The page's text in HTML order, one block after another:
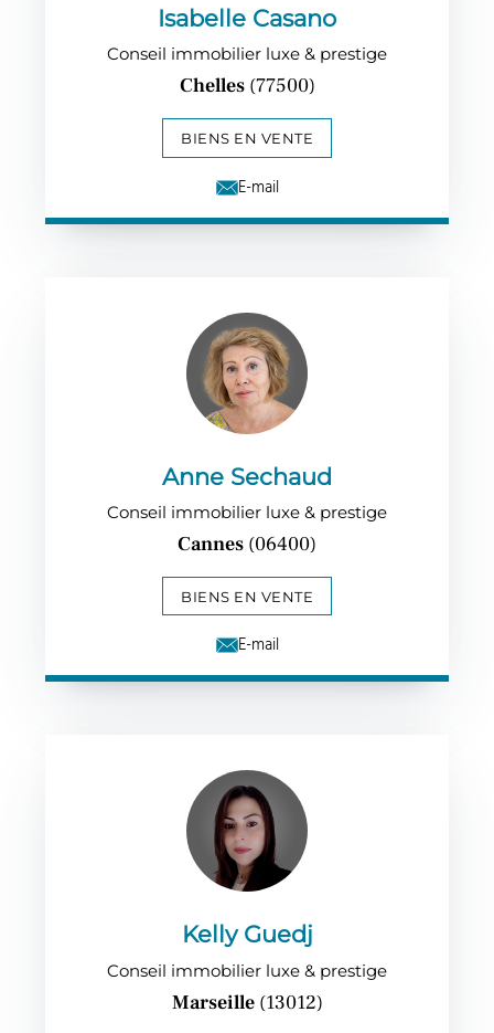
Isabelle Casano
Conseil immobilier luxe & prestige
Chelles (77500)
BIENS EN VENTE
E-mail
Anne Sechaud
Conseil immobilier luxe & prestige
Cannes (06400)
BIENS EN VENTE
E-mail
Kelly Guedj
Conseil immobilier luxe & prestige
Marseille (13012)